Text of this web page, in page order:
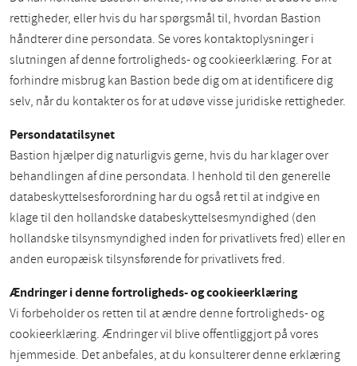
rettigheder, eller hvis du har spørgsmål til, hvordan Bastion
håndterer dine persondata. Se vores kontaktoplysninger i
slutningen af denne fortroligheds- og cookieerklæring. For at
forhindre misbrug kan Bastion bede dig om at identificere dig
selv, når du kontakter os for at udøve visse juridiske rettigheder.
Persondatatilsynet
Bastion hjælper dig naturligvis gerne, hvis du har klager over
behandlingen af dine persondata. I henhold til den generelle
databeskyttelsesforordning har du også ret til at indgive en
klage til den hollandske databeskyttelsesmyndighed (den
hollandske tilsynsmyndighed inden for privatlivets fred) eller en
anden europæisk tilsynsførende for privatlivets fred.
Ændringer i denne fortroligheds- og cookieerklæring
Vi forbeholder os retten til at ændre denne fortroligheds- og
cookieerklæring. Ændringer vil blive offentliggjort på vores
hjemmeside. Det anbefales, at du konsulterer denne erklæring